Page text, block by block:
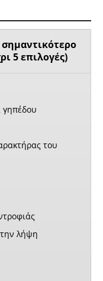
σημαντικότερο
5 επιλογές)
γηπέδου
του
λήψη